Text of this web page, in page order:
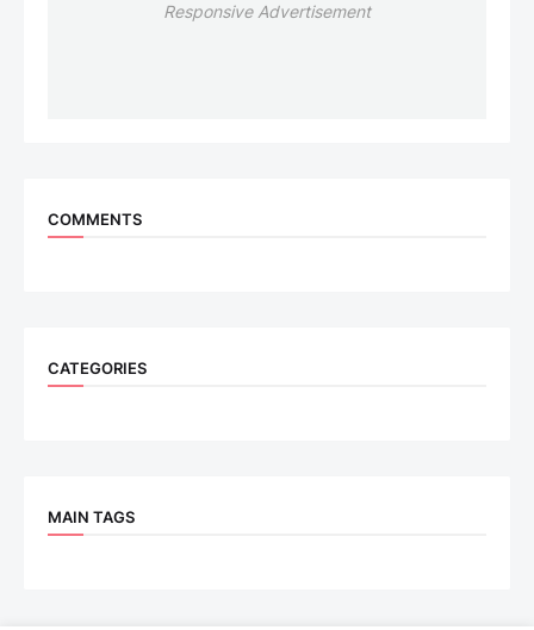
Responsive Advertisement
COMMENTS
CATEGORIES
MAIN TAGS